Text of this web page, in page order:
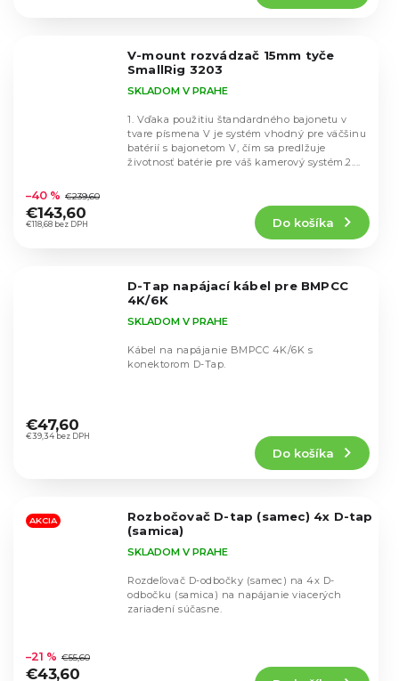
V-mount rozvádzač 15mm tyče
SmallRig 3203
hodnotenie
produktu
je
SKLADOM V PRAHE
€118,68 bez DPH
–40 % €239,60
€143,60
Do košíka
1. Vďaka použitiu štandardného bajonetu v
tvare písmena V je systém vhodný pre väčšinu
batérií s bajonetom V, čím sa predlžuje
životnosť batérie pre váš kamerový systém.2....
D-Tap napájací kábel pre BMPCC
4K/6K
hodnotenie
produktu
hviezdičiek.
SKLADOM V PRAHE
€39,34 bez DPH
€47,60
Do košíka
Kábel na napájanie BMPCC 4K/6K s
konektorom D-Tap.
AKCIA
Rozbočovač D-tap (samec) 4x D-tap
(samica)
hodnotenie
produktu
SKLADOM V PRAHE
–21 % €55,60
€43,60
Rozdeľovač D-odbočky (samec) na 4x D-
odbočku (samica) na napájanie viacerých
zariadení súčasne.